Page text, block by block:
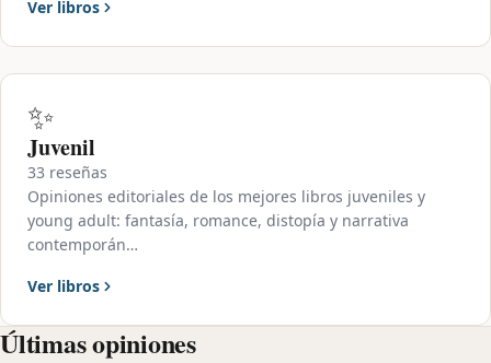
Ver libros
✨
Juvenil
33 reseñas
Opiniones editoriales de los mejores libros juveniles y
young adult: fantasía, romance, distopía y narrativa
contemporán…
Ver libros
Últimas opiniones